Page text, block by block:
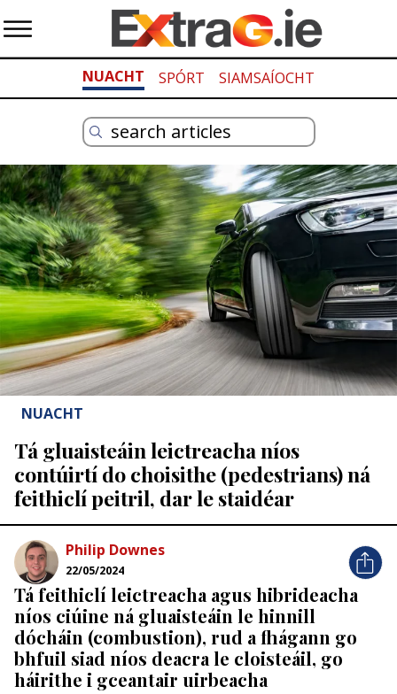
NUACHT SPÓRT SIAMSAÍOCHT
NUACHT
Tá gluaisteáin leictreacha níos
contúirtí do choisithe (pedestrians) ná
feithiclí peitril, dar le staidéar
Philip Downes
22/05/2024
Tá feithiclí leictreacha agus hibrideacha
níos ciúine ná gluaisteáin le hinnill
dócháin (combustion), rud a fhágann go
bhfuil siad níos deacra le cloisteáil, go
háirithe i gceantair uirbeacha